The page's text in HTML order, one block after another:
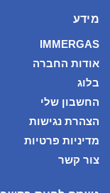
מידע
IMMERGAS
אודות החברה
בלוג
החשבון שלי
הצהרת נגישות
מדיניות פרטיות
צור קשר